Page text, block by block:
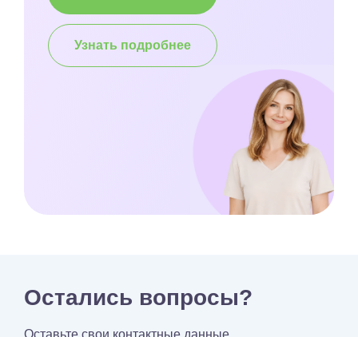
Узнать подробнее
Остались вопросы?
Оставьте свои контактные данные,